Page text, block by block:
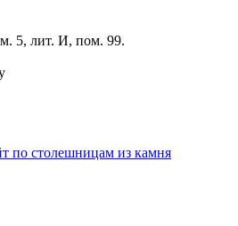
5, лит. И, пом. 99.
по столешницам из камня